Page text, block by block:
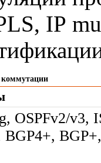
IP
OSPFv2/v3,
BGP4+,